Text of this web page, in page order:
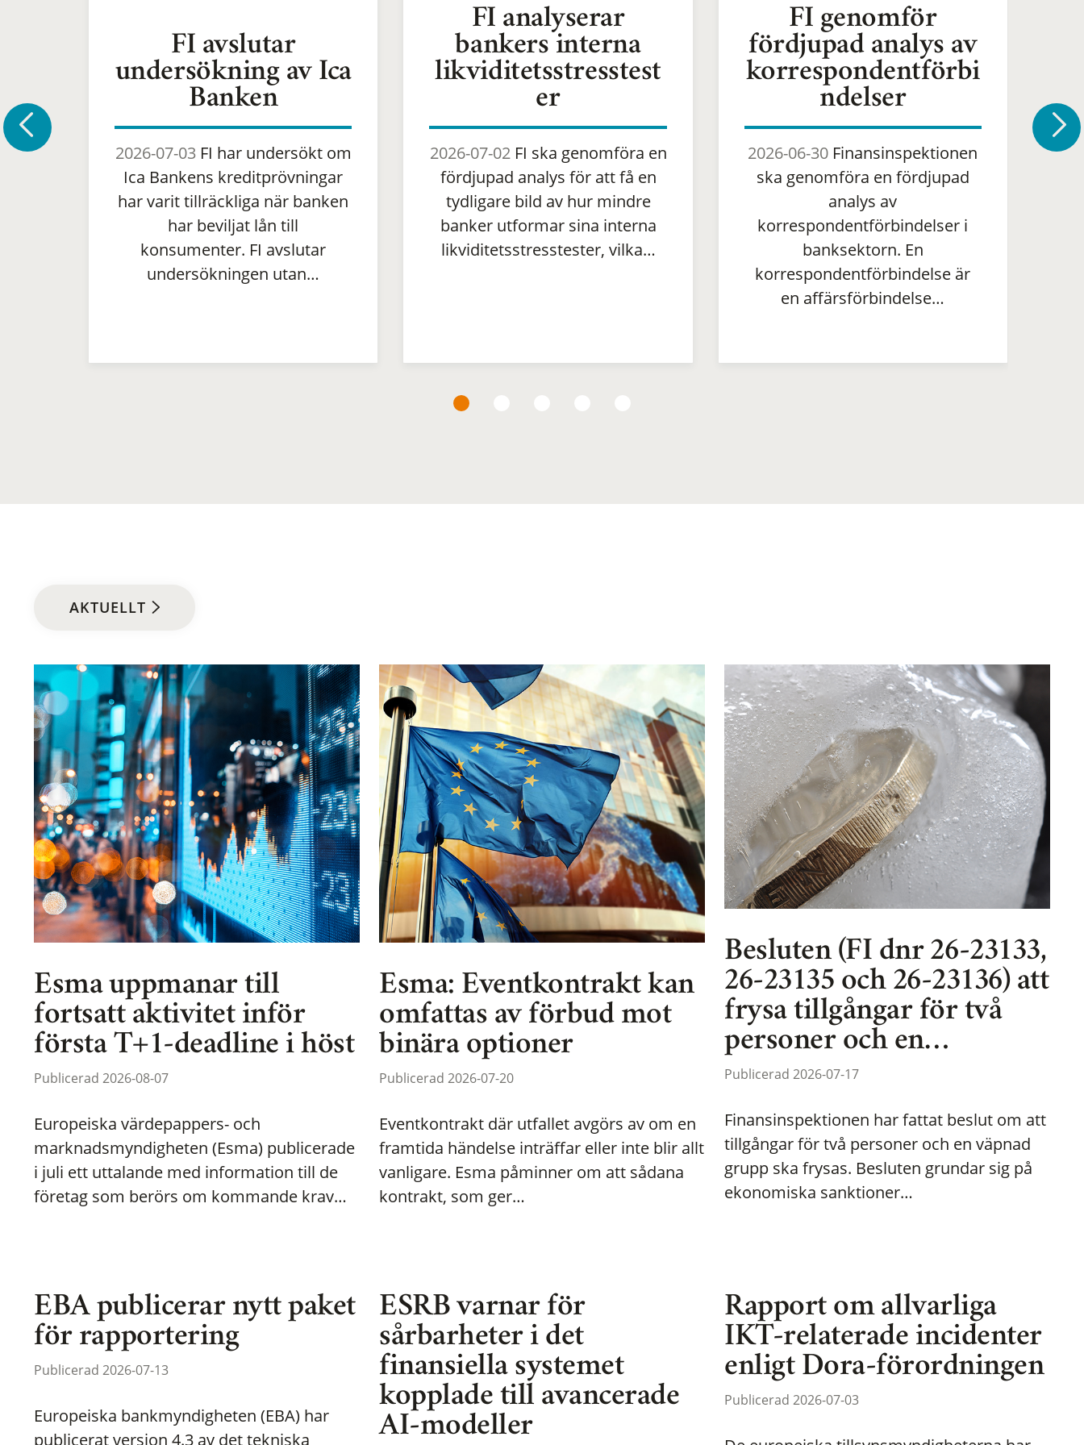
FI avslutar
undersökning av Ica
Banken
2026-07-03FI har undersökt om
Ica Bankens kreditprövningar
har varit tillräckliga när banken
har beviljat lån till
konsumenter. FI avslutar
undersökningen utan…
FI analyserar
bankers interna
likviditetsstresstest
er
2026-07-02FI ska genomföra en
fördjupad analys för att få en
tydligare bild av hur mindre
banker utformar sina interna
likviditetsstresstester, vilka…
FI genomför
fördjupad analys av
korrespondentförbi
ndelser
2026-06-30 Finansinspektionen
ska genomföra en fördjupad
analys av
korrespondentförbindelser i
banksektorn. En
korrespondentförbindelse är
en affärsförbindelse…
AKTUELLT
Esma uppmanar till
fortsatt aktivitet inför
första T+1-deadline i höst
Publicerad 2026-08-07
Europeiska värdepappers- och
marknadsmyndigheten (Esma) publicerade
i juli ett uttalande med information till de
företag som berörs om kommande krav…
Esma: Eventkontrakt kan
omfattas av förbud mot
binära optioner
Publicerad 2026-07-20
Eventkontrakt där utfallet avgörs av om en
framtida händelse inträffar eller inte blir allt
vanligare. Esma påminner om att sådana
kontrakt, som ger…
Besluten (FI dnr 26-23133,
26-23135 och 26-23136) att
frysa tillgångar för två
personer och en…
Publicerad 2026-07-17
Finansinspektionen har fattat beslut om att
tillgångar för två personer och en väpnad
grupp ska frysas. Besluten grundar sig på
ekonomiska sanktioner…
EBA publicerar nytt paket
för rapportering
Publicerad 2026-07-13
Europeiska bankmyndigheten (EBA) har
publicerat version 4.3 av det tekniska
ESRB varnar för
sårbarheter i det
finansiella systemet
kopplade till avancerade
AI-modeller
Rapport om allvarliga
IKT-relaterade incidenter
enligt Dora-förordningen
Publicerad 2026-07-03